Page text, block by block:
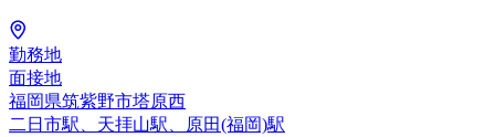
勤務地
面接地
福岡県筑紫野市塔原西
二日市駅、天拝山駅、原田(福岡)駅